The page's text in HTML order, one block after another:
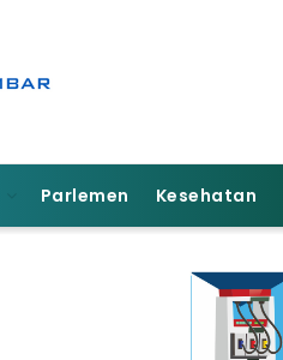
Parlemen Kesehatan